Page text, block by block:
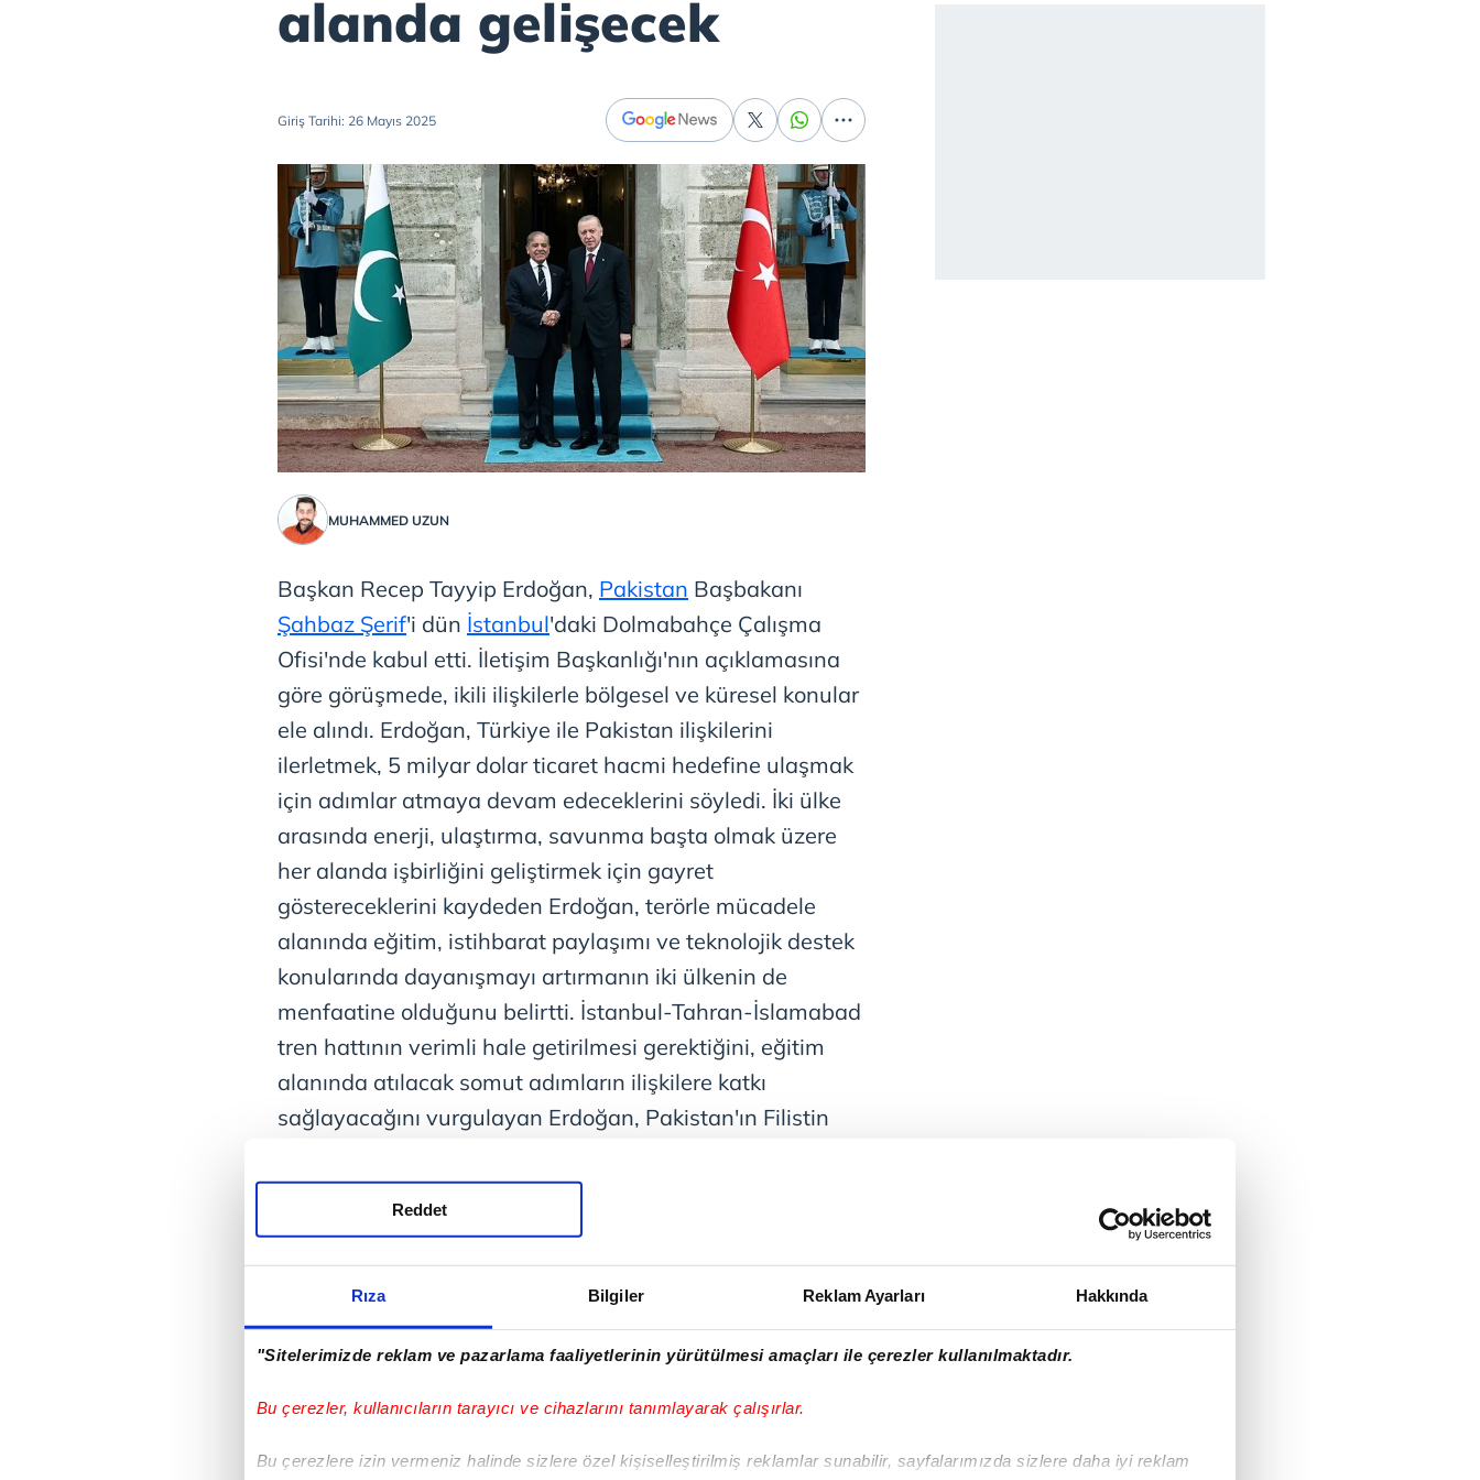
Rıza Bilgiler Reklam Ayarları Hakkında
"Sitelerimizde reklam ve pazarlama faaliyetlerinin yürütülmesi amaçları ile çerezler kullanılmaktadır.
Bu çerezler, kullanıcıların tarayıcı ve cihazlarını tanımlayarak çalışırlar.
Bu çerezlere izin vermeniz halinde sizlere özel kişiselleştirilmiş reklamlar sunabilir, sayfalarımızda sizlere daha iyi reklam
Reddet
alanda gelişecek
Giriş Tarihi: 26 Mayıs 2025
MUHAMMED UZUN
Başkan Recep Tayyip Erdoğan, Pakistan Başbakanı
Şahbaz Şerif'i dün İstanbul'daki Dolmabahçe Çalışma
Ofisi'nde kabul etti. İletişim Başkanlığı'nın açıklamasına
göre görüşmede, ikili ilişkilerle bölgesel ve küresel konular
ele alındı. Erdoğan, Türkiye ile Pakistan ilişkilerini
ilerletmek, 5 milyar dolar ticaret hacmi hedefine ulaşmak
için adımlar atmaya devam edeceklerini söyledi. İki ülke
arasında enerji, ulaştırma, savunma başta olmak üzere
her alanda işbirliğini geliştirmek için gayret
göstereceklerini kaydeden Erdoğan, terörle mücadele
alanında eğitim, istihbarat paylaşımı ve teknolojik destek
konularında dayanışmayı artırmanın iki ülkenin de
menfaatine olduğunu belirtti. İstanbul-Tahran-İslamabad
tren hattının verimli hale getirilmesi gerektiğini, eğitim
alanında atılacak somut adımların ilişkilere katkı
sağlayacağını vurgulayan Erdoğan, Pakistan'ın Filistin
Türkiye'nin bir an önce Gazze'ye insani yardımların
ulaştırılması için gayret gösterdiğini ifade etti. Erdoğan'a
kabulde, Dışişleri BakanıHakan Fidan, Milli Savunma
BakanıYaşar Güler , MİT Başkanıİbrahim Kalın
, İletişim
Başkanı Fahrettin Altun, Cumhurbaşkanı Dış Politika ve
Güvenlik BaşdanışmanıAkif Çağatay Kılıçile Kara
Kuvvetleri Komutanı Orgeneral Selçuk Bayraktaroğlu da